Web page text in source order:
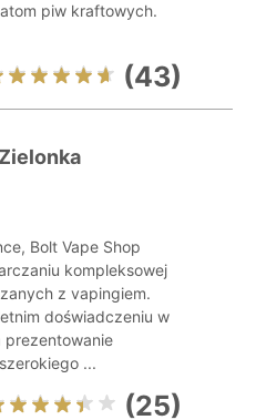
piw kraftowych.
(43)
Bolt Vape Shop
kompleksowej
z vapingiem.
doświadczeniu w
prezentowanie
...
(25)